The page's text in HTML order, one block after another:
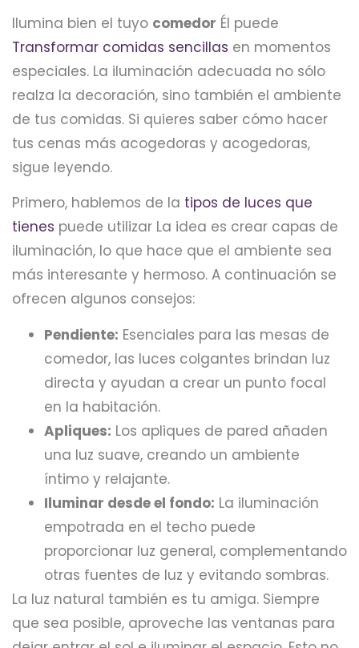
Ilumina bien el tuyo comedor Él puede
Transformar comidas sencillas en momentos
especiales. La iluminación adecuada no sólo
realza la decoración, sino también el ambiente
de tus comidas. Si quieres saber cómo hacer
tus cenas más acogedoras y acogedoras,
sigue leyendo.
Primero, hablemos de la tipos de luces que
tienes puede utilizar La idea es crear capas de
iluminación, lo que hace que el ambiente sea
más interesante y hermoso. A continuación se
ofrecen algunos consejos:
Pendiente: Esenciales para las mesas de
comedor, las luces colgantes brindan luz
directa y ayudan a crear un punto focal
en la habitación.
Apliques: Los apliques de pared añaden
una luz suave, creando un ambiente
íntimo y relajante.
Iluminar desde el fondo: La iluminación
empotrada en el techo puede
proporcionar luz general, complementando
otras fuentes de luz y evitando sombras.
La luz natural también es tu amiga. Siempre
que sea posible, aproveche las ventanas para